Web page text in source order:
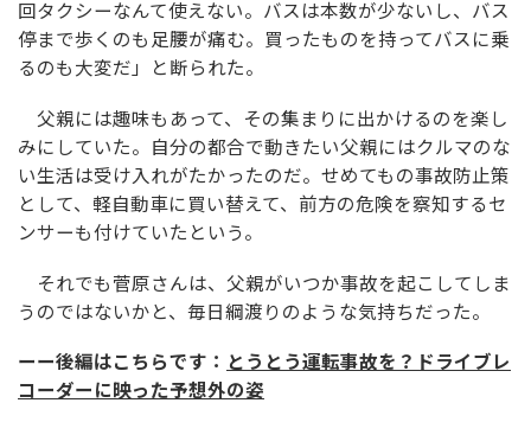
回タクシーなんて使えない。バスは本数が少ないし、バス
停まで歩くのも足腰が痛む。買ったものを持ってバスに乗
るのも大変だ」と断られた。
父親には趣味もあって、その集まりに出かけるのを楽し
みにしていた。自分の都合で動きたい父親にはクルマのな
い生活は受け入れがたかったのだ。せめてもの事故防止策
として、軽自動車に買い替えて、前方の危険を察知するセ
ンサーも付けていたという。
それでも菅原さんは、父親がいつか事故を起こしてしま
うのではないかと、毎日綱渡りのような気持ちだった。
ーー後編はこちらです： とうとう運転事故を？ドライブレ
コーダーに映った予想外の姿